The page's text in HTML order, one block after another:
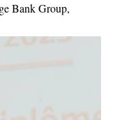
Bank Group,